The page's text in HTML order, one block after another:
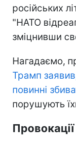
російських
"НАТО
зміцнивши
Нагадаємо,
Трамп
повинні
порушують
Провокації